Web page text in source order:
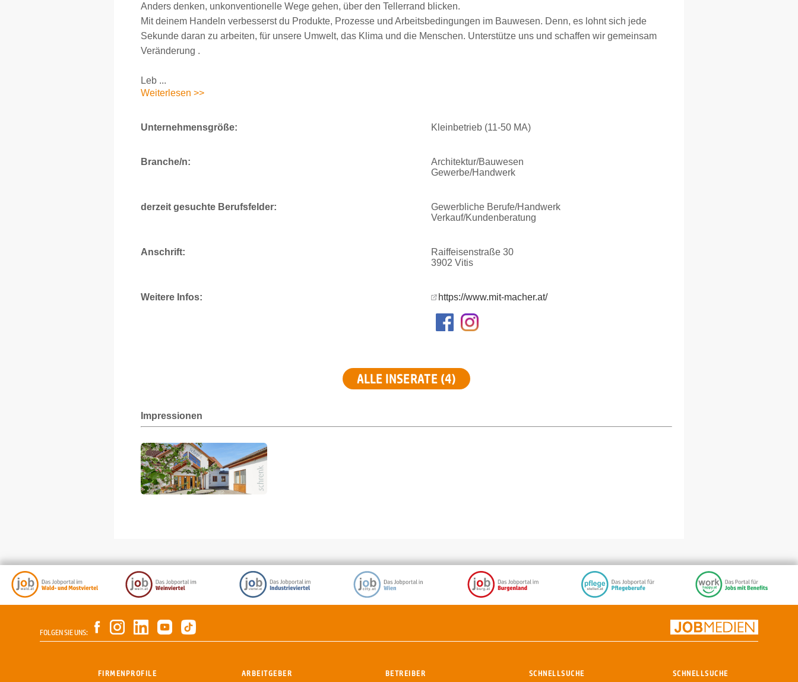
Anders denken, unkonventionelle Wege gehen, über den Tellerrand blicken.
Mit deinem Handeln verbesserst du Produkte, Prozesse und Arbeitsbedingungen im Bauwesen. Denn, es lohnt sich jede
Sekunde daran zu arbeiten, für unsere Umwelt, das Klima und die Menschen. Unterstütze uns und schaffen wir gemeinsam
Veränderung .
Leb ...
Weiterlesen >>
Unternehmensgröße: Kleinbetrieb (11-50 MA)
Branche/n:
Architektur/Bauwesen
Gewerbe/Handwerk
derzeit gesuchte Berufsfelder:
Gewerbliche Berufe/Handwerk
Verkauf/Kundenberatung
Anschrift:
Raiffeisenstraße 30
3902 Vitis
Weitere Infos: https://www.mit-macher.at/
ALLE INSERATE (4)
Impressionen
FOLGEN SIE UNS:
FIRMENPROFILE ARBEITGEBER BETREIBER SCHNELLSUCHE SCHNELLSUCHE